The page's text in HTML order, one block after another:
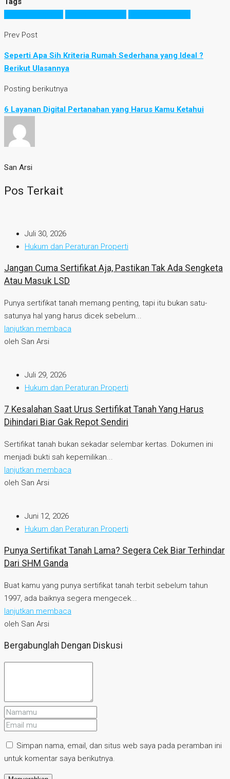
Prev Post
Seperti Apa Sih Kriteria Rumah Sederhana yang Ideal ?
Berikut Ulasannya
Posting berikutnya
6 Layanan Digital Pertanahan yang Harus Kamu Ketahui
San Arsi
Pos Terkait
Juli 30, 2026
Hukum dan Peraturan Properti
Jangan Cuma Sertifikat Aja, Pastikan Tak Ada Sengketa
Atau Masuk LSD
Punya sertifikat tanah memang penting, tapi itu bukan satu-
satunya hal yang harus dicek sebelum...
lanjutkan membaca
oleh San Arsi
Juli 29, 2026
Hukum dan Peraturan Properti
7 Kesalahan Saat Urus Sertifikat Tanah Yang Harus
Dihindari Biar Gak Repot Sendiri
Sertifikat tanah bukan sekadar selembar kertas. Dokumen ini
menjadi bukti sah kepemilikan...
lanjutkan membaca
oleh San Arsi
Juni 12, 2026
Hukum dan Peraturan Properti
Punya Sertifikat Tanah Lama? Segera Cek Biar Terhindar
Dari SHM Ganda
Buat kamu yang punya sertifikat tanah terbit sebelum tahun
1997, ada baiknya segera mengecek...
lanjutkan membaca
oleh San Arsi
Bergabunglah Dengan Diskusi
Simpan nama, email, dan situs web saya pada peramban ini
untuk komentar saya berikutnya.